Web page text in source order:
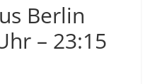
Berlin
– 23:15